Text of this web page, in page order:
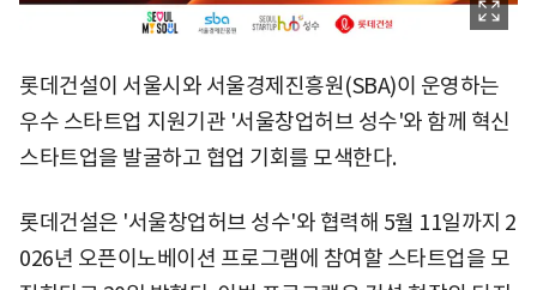
롯데건설이 서울시와 서울경제진흥원(SBA)이 운영하는
우수 스타트업 지원기관 '서울창업허브 성수'와 함께 혁신
스타트업을 발굴하고 협업 기회를 모색한다.
롯데건설은 '서울창업허브 성수'와 협력해 5월 11일까지 2
026년 오픈이노베이션 프로그램에 참여할 스타트업을 모